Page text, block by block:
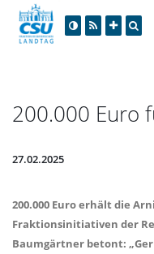
200.000 Euro
27.02.2025
200.000 Euro erhält die
Fraktionsinitiativen der
Baumgärtner betont: